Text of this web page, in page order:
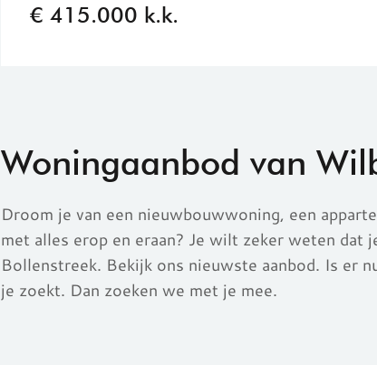
€ 415.000 k.k.
Woningaanbod van
Droom je van een nieuwbouwwoning, een
met alles erop en eraan? Je wilt zeker weten dat
Bollenstreek. Bekijk ons nieuwste aanbod. Is er
je zoekt. Dan zoeken we met je mee.